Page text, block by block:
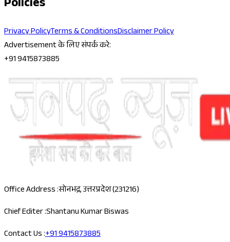
Policies
Privacy PolicyTerms & ConditionsDisclaimer Policy
Advertisement के लिए संपर्क करे:
+91 9415873885
Office Address :सोनभद्र, उत्तरप्रदेश (231216)
Chief Editer :Shantanu Kumar Biswas
Contact Us :+91 9415873885